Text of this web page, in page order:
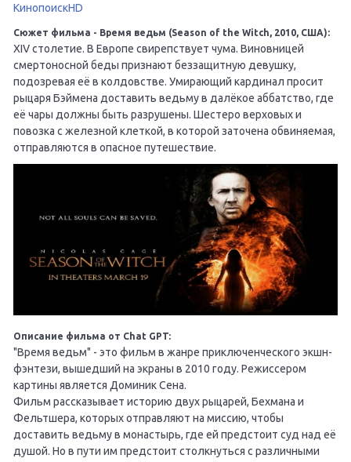
КинопоискHD
Сюжет фильма - Время ведьм (Season of the Witch, 2010, США):
XIV столетие. В Европе свирепствует чума. Виновницей
смертоносной беды признают беззащитную девушку,
подозревая её в колдовстве. Умирающий кардинал просит
рыцаря Бэймена доставить ведьму в далёкое аббатство, где
её чары должны быть разрушены. Шестеро верховых и
повозка с железной клеткой, в которой заточена обвиняемая,
отправляются в опасное путешествие.
Описание фильма от Chat GPT:
"Время ведьм" - это фильм в жанре приключенческого экшн-
фэнтези, вышедший на экраны в 2010 году. Режиссером
картины является Доминик Сена.
Фильм рассказывает историю двух рыцарей, Бехмана и
Фельтшера, которых отправляют на миссию, чтобы
доставить ведьму в монастырь, где ей предстоит суд над её
душой. Но в пути им предстоит столкнуться с различными